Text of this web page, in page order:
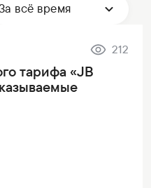
всё время
212
тарифа «JB